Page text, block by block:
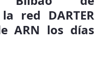
red DARTER
ARN los días